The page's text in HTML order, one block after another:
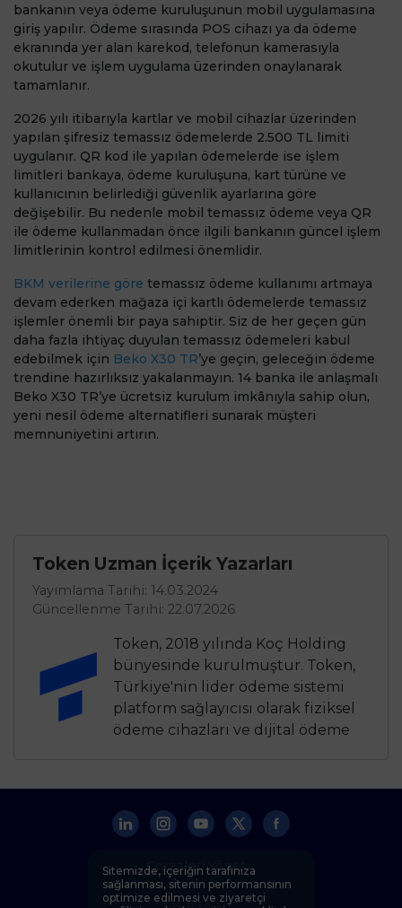
bankanın veya ödeme kuruluşunun mobil uygulamasına
giriş yapılır. Ödeme sırasında POS cihazı ya da ödeme
ekranında yer alan karekod, telefonun kamerasıyla
okutulur ve işlem uygulama üzerinden onaylanarak
tamamlanır.
2026 yılı itibarıyla kartlar ve mobil cihazlar üzerinden
yapılan şifresiz temassız ödemelerde 2.500 TL limiti
uygulanır. QR kod ile yapılan ödemelerde ise işlem
limitleri bankaya, ödeme kuruluşuna, kart türüne ve
kullanıcının belirlediği güvenlik ayarlarına göre
değişebilir. Bu nedenle mobil temassız ödeme veya QR
ile ödeme kullanmadan önce ilgili bankanın güncel işlem
limitlerinin kontrol edilmesi önemlidir.
BKM verilerine göre temassız ödeme kullanımı artmaya
devam ederken mağaza içi kartlı ödemelerde temassız
işlemler önemli bir paya sahiptir. Siz de her geçen gün
daha fazla ihtiyaç duyulan temassız ödemeleri kabul
edebilmek için Beko X30 TR’ye geçin, geleceğin ödeme
trendine hazırlıksız yakalanmayın. 14 banka ile anlaşmalı
Beko X30 TR’ye ücretsiz kurulum imkânıyla sahip olun,
yeni nesil ödeme alternatifleri sunarak müşteri
memnuniyetini artırın.
Token Uzman İçerik Yazarları
Yayımlama Tarihi: 14.03.2024
Güncellenme Tarihi: 22.07.2026
Token, 2018 yılında Koç Holding
bünyesinde kurulmuştur. Token,
Türkiye'nin lider ödeme sistemi
platform sağlayıcısı olarak fiziksel
ödeme cihazları ve dijital ödeme
finansal teknoloji, perakende
çözümleri ve bankacılık gibi
alanlarda kapsamlı bilgi
kaynaklardan analizler yaparak
bilgilendirici içerikler üretir.
Çerezleri Yönet
Sitemizde, içeriğin tarafınıza
sağlanması, sitenin performansının
optimize edilmesi ve ziyaretçi